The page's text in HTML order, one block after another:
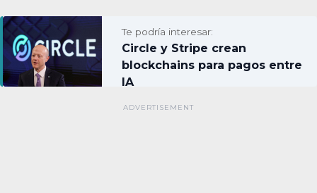
Te podría interesar:
Circle y Stripe crean
blockchains para pagos entre
IA